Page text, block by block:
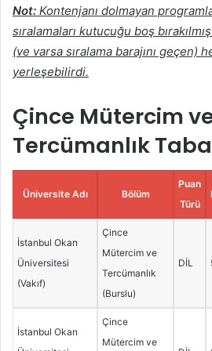
Not: Kontenjanı dolmayan
sıralamaları kutucuğu boş
(ve varsa sıralama barajını geçen)
yerleşebilirdi.
Çince Mütercim
Tercümanlık
Üniversite Adı Bölüm
Puan
Türü
İstanbul Okan
Üniversitesi
(Vakıf)
Çince
Mütercim ve
Tercümanlık
(Burslu)
DİL
İstanbul Okan
Çince
Mütercim ve